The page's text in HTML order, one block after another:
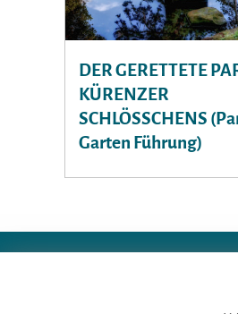
DER GERETTETE
KÜRENZER
SCHLÖSSCHENS
Garten Führung)